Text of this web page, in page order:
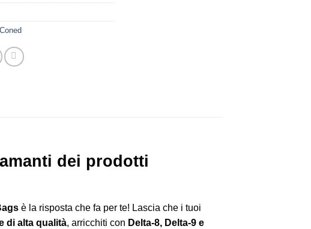
dei prodotti
è la risposta che fa per te! Lascia che i tuoi
di alta qualità, arricchiti con Delta-8, Delta-9 e